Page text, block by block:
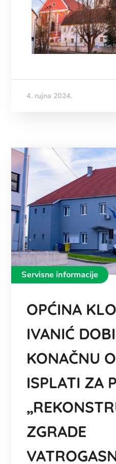
4. rujna 2024.
Servisne informacije
OPĆINA
IVANIĆ
KONAČNU
ISPLATI ZA
ZGRADE